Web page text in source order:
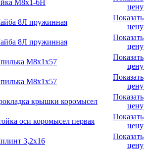
М8х1-6H
цену
8Л пружинная
Показать
цену
8Л пружинная
Показать
цену
М8х1х57
Показать
цену
М8х1х57
Показать
цену
крышки коромысел
Показать
цену
оси коромысел первая
Показать
цену
3,2х16
Показать
цену